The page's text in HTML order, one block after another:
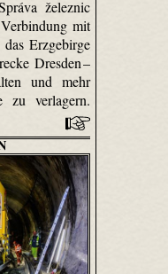
železnic
mit
Erzgebirge
Dresden –
und mehr
zu verlagern.